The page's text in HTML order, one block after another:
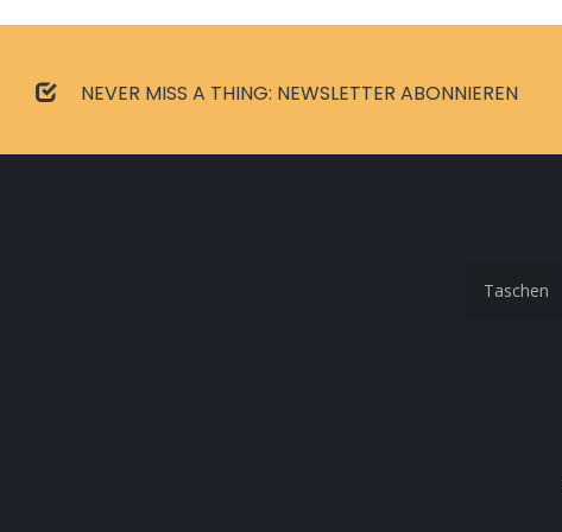
NEVER MISS A THING: NEWSLETTER ABONNIEREN
Taschen